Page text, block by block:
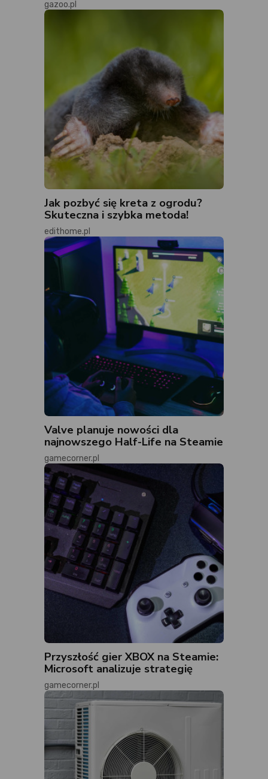
gazoo.pl
Jak pozbyć się kreta z ogrodu?
Skuteczna i szybka metoda!
edithome.pl
Valve planuje nowości dla
najnowszego Half-Life na Steamie
gamecorner.pl
Przyszłość gier XBOX na Steamie:
Microsoft analizuje strategię
gamecorner.pl